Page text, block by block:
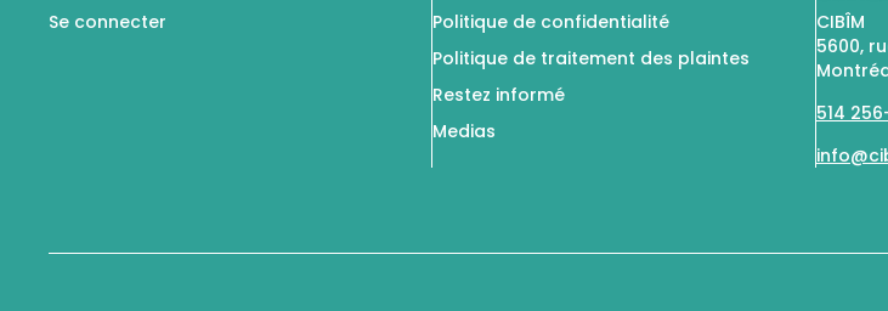
Se connecter
Politique de confidentialité
Politique de traitement des plaintes
Restez informé
Medias
CIBÎM
5600,
514